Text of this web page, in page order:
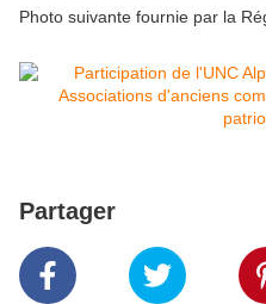
Photo suivante fournie par la
Partager